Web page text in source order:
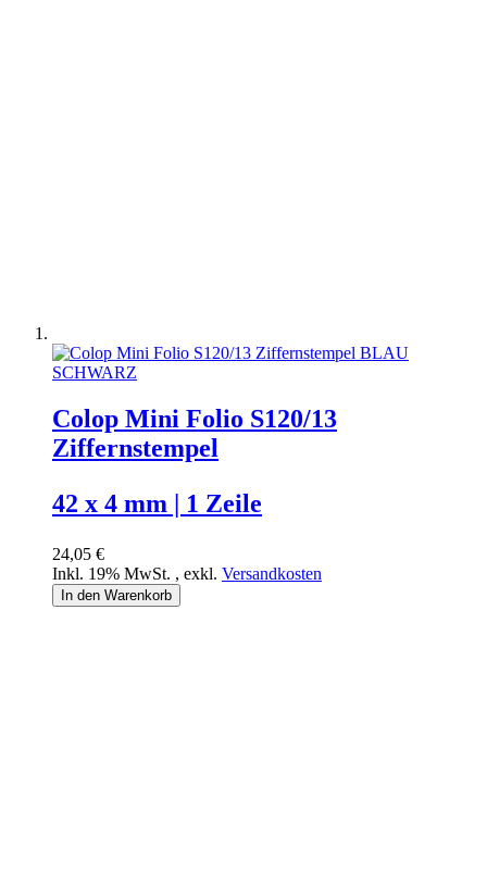
Colop Mini Folio S120/13
Ziffernstempel
42 x 4 mm | 1 Zeile
24,05 €
Inkl. 19% MwSt. , exkl. Versandkosten
In den Warenkorb